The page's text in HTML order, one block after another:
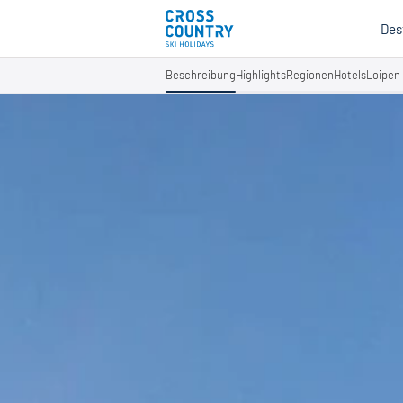
BeschreibungHighlightsRegionenHotels